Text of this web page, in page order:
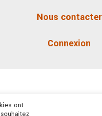
Nous contacter
Connexion
ont